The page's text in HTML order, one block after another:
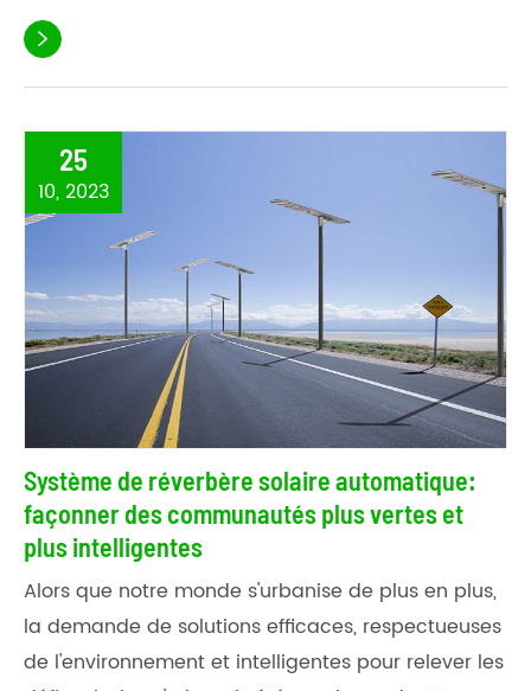

25
10, 2023
Système de réverbère solaire automatique:
façonner des communautés plus vertes et
plus intelligentes
Alors que notre monde s'urbanise de plus en plus,
la demande de solutions efficaces, respectueuses
de l'environnement et intelligentes pour relever les